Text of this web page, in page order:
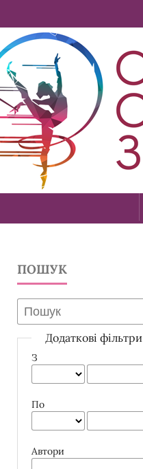
ПОШУК
Додаткові фільтри
З
По
Автори